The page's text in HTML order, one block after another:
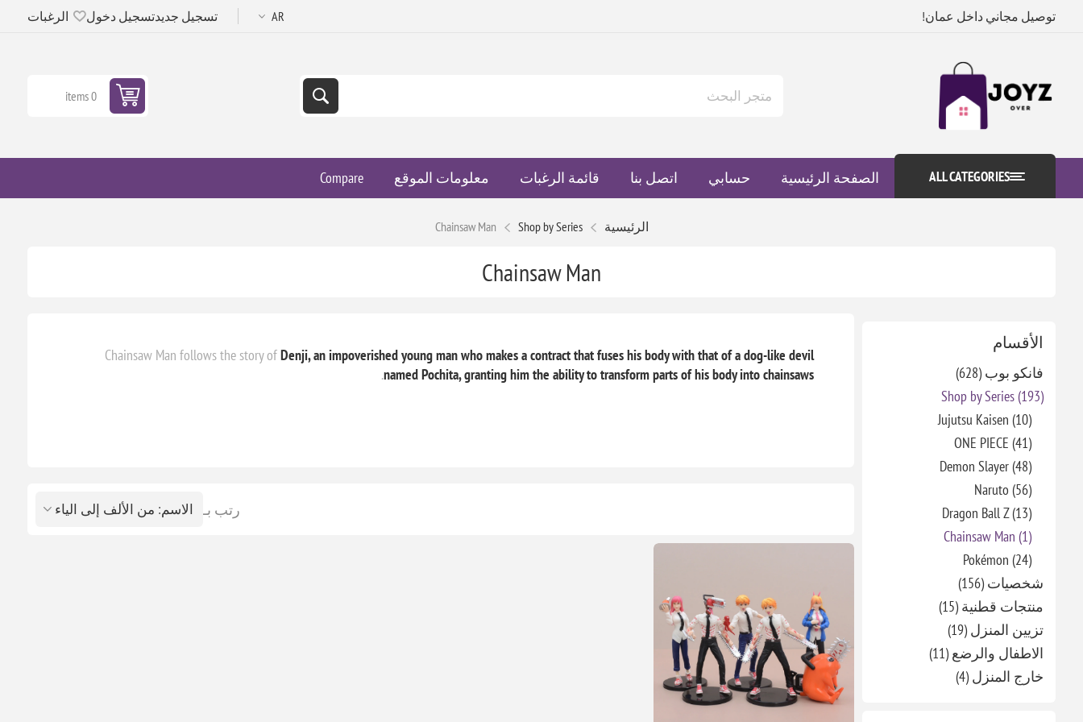
توصيل مجاني داخل عمان! تسجيل جديدتسجيل دخول الرغبات
0 items
ALL CATEGORIES الصفحة الرئيسية حسابي اتصل بنا قائمة الرغبات معلومات الموقع Compare
الرئيسية Shop by Series
Chainsaw Man
الأقسام
فانكو بوب (628)
Shop by Series (193)
Jujutsu Kaisen (10)
ONE PIECE (41)
Demon Slayer (48)
Naruto (56)
Dragon Ball Z (13)
Chainsaw Man (1)
Pokémon (24)
شخصيات (156)
منتجات قطنية (15)
تزيين المنزل (19)
الاطفال والرضع (11)
خارج المنزل (4)
Chainsaw Man
Chainsaw Man follows the story ofDenji, an impoverished young man who makes a contract that fuses his body with that of a dog-like devil
named Pochita, granting him the ability to transform parts of his body into chainsaws
.
رتب بـ